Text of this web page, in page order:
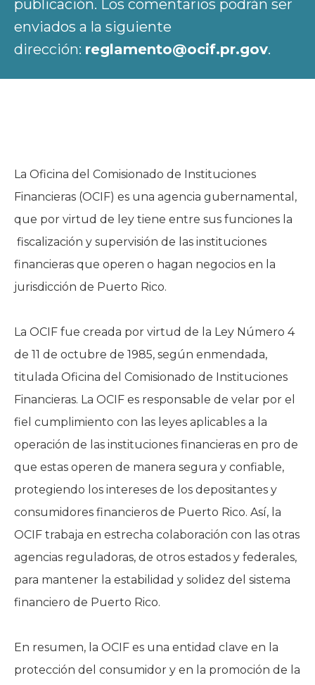
publicación. Los comentarios podrán ser
enviados a la siguiente
dirección: reglamento@ocif.pr.gov.
La Oficina del Comisionado de Instituciones
Financieras (OCIF) es una agencia gubernamental,
que por virtud de ley tiene entre sus funciones la
fiscalización y supervisión de las instituciones
financieras que operen o hagan negocios en la
jurisdicción de Puerto Rico.
La OCIF fue creada por virtud de la Ley Número 4
de 11 de octubre de 1985, según enmendada,
titulada Oficina del Comisionado de Instituciones
Financieras. La OCIF es responsable de velar por el
fiel cumplimiento con las leyes aplicables a la
operación de las instituciones financieras en pro de
que estas operen de manera segura y confiable,
protegiendo los intereses de los depositantes y
consumidores financieros de Puerto Rico. Así, la
OCIF trabaja en estrecha colaboración con las otras
agencias reguladoras, de otros estados y federales,
para mantener la estabilidad y solidez del sistema
financiero de Puerto Rico.
En resumen, la OCIF es una entidad clave en la
protección del consumidor y en la promoción de la